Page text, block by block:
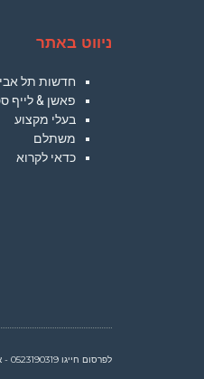
ניווט באתר
חדשות תל
פאשן & לייף
בעלי מקצוע
משתלם
כדאי לקרוא
לפרסום חייגו 0523190319
-